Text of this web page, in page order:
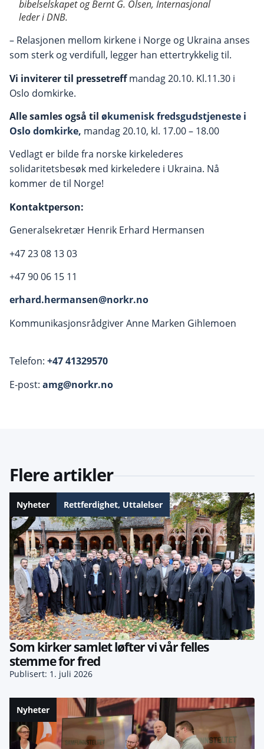
bibelselskapet og Bernt G. Olsen, Internasjonal
leder i DNB.
– Relasjonen mellom kirkene i Norge og Ukraina anses
som sterk og verdifull, legger han ettertrykkelig til.
Vi inviterer til pressetreffmandag 20.10. Kl.11.30 i
Oslo domkirke.
Alle samles også til økumenisk fredsgudstjeneste i
Oslo domkirke, mandag 20.10, kl. 17.00 – 18.00
Vedlagt er bilde fra norske kirkelederes
solidaritetsbesøk med kirkeledere i Ukraina. Nå
kommer de til Norge!
Kontaktperson:
Generalsekretær Henrik Erhard Hermansen
+47 23 08 13 03
+47 90 06 15 11
erhard.hermansen@norkr.no
Kommunikasjonsrådgiver Anne Marken Gihlemoen
Telefon: +47 41329570
E-post: amg@norkr.no
Flere artikler
Nyheter Rettferdighet, Uttalelser
Som kirker samlet løfter vi vår felles
stemme for fred
Publisert: 1. juli 2026
Nyheter